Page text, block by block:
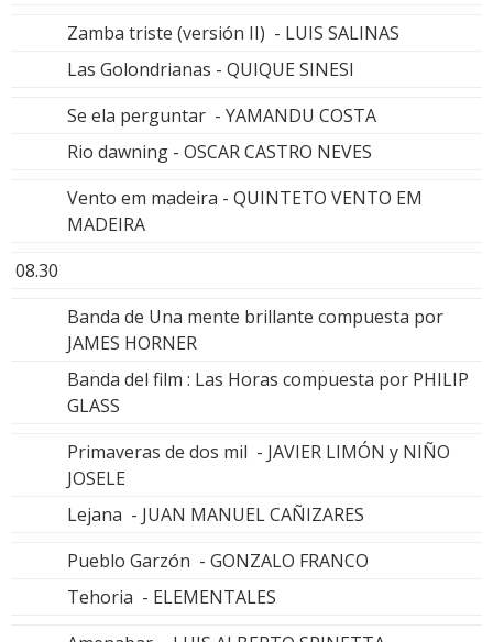
Zamba triste (versión II) - LUIS SALINAS
Las Golondrianas - QUIQUE SINESI
Se ela perguntar - YAMANDU COSTA
Rio dawning - OSCAR CASTRO NEVES
Vento em madeira - QUINTETO VENTO EM
MADEIRA
08.30
Banda de Una mente brillante compuesta por
JAMES HORNER
Banda del film : Las Horas compuesta por PHILIP
GLASS
Primaveras de dos mil - JAVIER LIMÓN y NIÑO
JOSELE
Lejana - JUAN MANUEL CAÑIZARES
Pueblo Garzón - GONZALO FRANCO
Tehoria - ELEMENTALES